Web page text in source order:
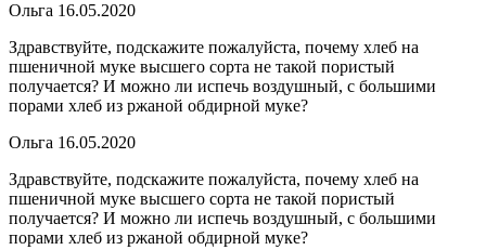
Ольга 16.05.2020
Здравствуйте, подскажите пожалуйста, почему хлеб на
пшеничной муке высшего сорта не такой пористый
получается? И можно ли испечь воздушный, с большими
порами хлеб из ржаной обдирной муке?
Ольга 16.05.2020
Здравствуйте, подскажите пожалуйста, почему хлеб на
пшеничной муке высшего сорта не такой пористый
получается? И можно ли испечь воздушный, с большими
порами хлеб из ржаной обдирной муке?